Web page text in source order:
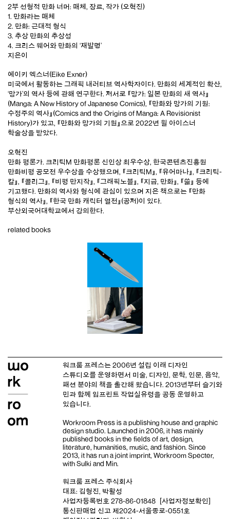
2부 선형적 만화 너머: 매체, 장르, 작가 (오혁진)
1. 만화라는 매체
2. 만화: 근대적 형식
3. 추상 만화의 추상성
4. 크리스 웨어와 만화의 ‘재발명’
지은이
에이키 엑스너(Eike Exner)
미국에서 활동하는 그래픽 내러티브 역사학자이다. 만화의 세계적인 확산,
‘망가’의 역사 등에 관해 연구한다. 저서로 『망가: 일본 만화의 새 역사』
(Manga: A New History of Japanese Comics), 『만화와 망가의 기원:
수정주의 역사』(Comics and the Origins of Manga: A Revisionist
History)가 있고, 『만화와 망가의 기원』으로 2022년 윌 아이스너
학술상을 받았다.
오혁진
만화 평론가. 크리틱M 만화평론 신인상 최우수상, 한국콘텐츠진흥원
만화비평 공모전 우수상을 수상했으며, 『크리틱M』, 『유어마나』, 『크리틱-
칼』, 『콜리그』, 『비평 만지작』, 『그래픽노블』, 『지금, 만화』, 『쓺』 등에
기고했다. 만화의 역사와 형식에 관심이 있으며 지은 책으로는 『만화
형식의 역사』, 『한국 만화 캐릭터 열전』(공저)이 있다.
부산외국어대학교에서 강의한다.
related books
워크룸 프레스는 2006년 설립 이래 디자인
스튜디오를 운영하면서 미술, 디자인, 문학, 인문, 음악,
패션 분야의 책을 출간해 왔습니다. 2013년부터 슬기와
민과 함께 임프린트 작업실유령을 공동 운영하고
있습니다.
Workroom Press is a publishing house and graphic
design studio. Launched in 2006, it has mainly
published books in the fields of art, design,
literature, humanities, music, and fashion. Since
2013, it has run a joint imprint, Workroom Specter,
with Sulki and Min.
워크룸 프레스 주식회사
대표: 김형진, 박활성
사업자등록번호 278-86-01848
[사업자정보확인]
통신판매업 신고 제2024-서울종로-0551호